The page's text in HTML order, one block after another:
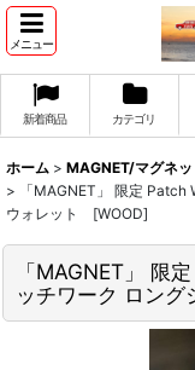
メニュー
新着商品 カテゴリ
ホーム > MAGNET/マグネッ
>
「MAGNET」 限定
ウォレット [WOOD]
「MAGNET」
ッチワーク ロン